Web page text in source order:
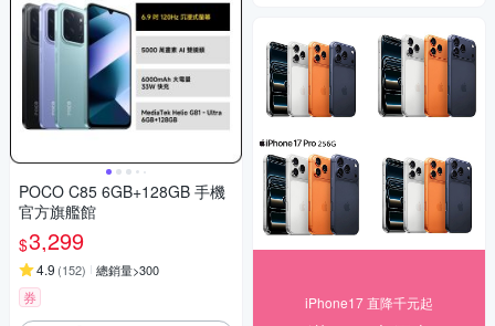
POCO C85 6GB+128GB 手機
官方旗艦館
$3,299
4.9 (152) 總銷量>300
券 iPhone17 直降千元起